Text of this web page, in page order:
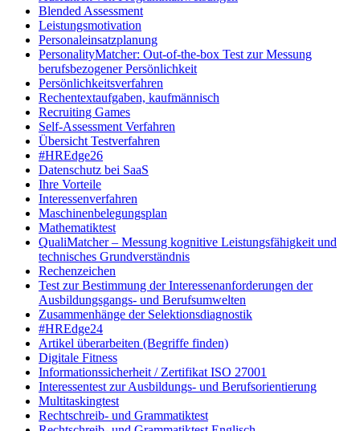
Blended Assessment
Leistungsmotivation
Personaleinsatzplanung
PersonalityMatcher: Out-of-the-box Test zur Messung
berufsbezogener Persönlichkeit
Persönlichkeitsverfahren
Rechentextaufgaben, kaufmännisch
Recruiting Games
Self-Assessment Verfahren
Übersicht Testverfahren
#HREdge26
Datenschutz bei SaaS
Ihre Vorteile
Interessenverfahren
Maschinenbelegungsplan
Mathematiktest
QualiMatcher – Messung kognitive Leistungsfähigkeit und
technisches Grundverständnis
Rechenzeichen
Test zur Bestimmung der Interessenanforderungen der
Ausbildungsgangs- und Berufsumwelten
Zusammenhänge der Selektionsdiagnostik
#HREdge24
Artikel überarbeiten (Begriffe finden)
Digitale Fitness
Informationssicherheit / Zertifikat ISO 27001
Interessentest zur Ausbildungs- und Berufsorientierung
Multitaskingtest
Rechtschreib- und Grammatiktest